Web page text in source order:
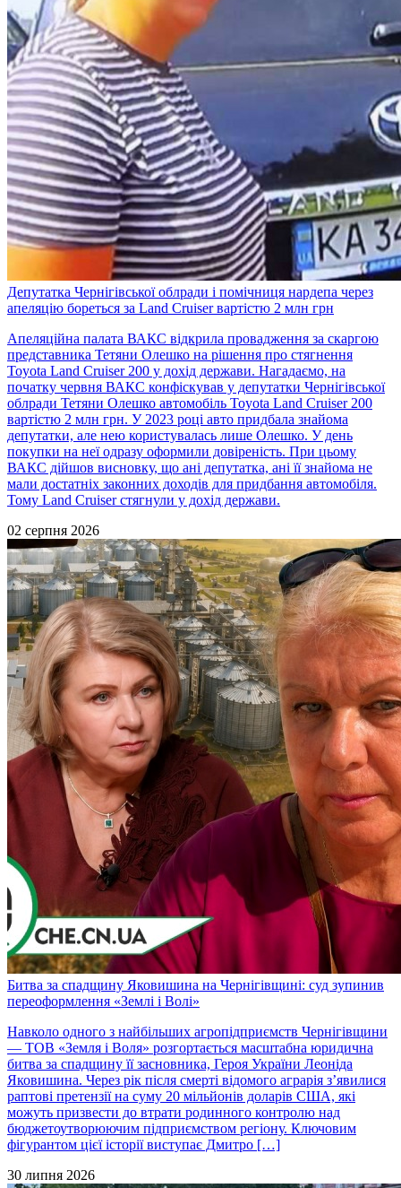
Депутатка Чернігівської облради і помічниця нардепа через
апеляцію бореться за Land Cruiser вартістю 2 млн грн
Апеляційна палата ВАКС відкрила провадження за скаргою
представника Тетяни Олешко на рішення про стягнення
Toyota Land Cruiser 200 у дохід держави. Нагадаємо, на
початку червня ВАКС конфіскував у депутатки Чернігівської
облради Тетяни Олешко автомобіль Toyota Land Cruiser 200
вартістю 2 млн грн. У 2023 році авто придбала знайома
депутатки, але нею користувалась лише Олешко. У день
покупки на неї одразу оформили довіреність. При цьому
ВАКС дійшов висновку, що ані депутатка, ані її знайома не
мали достатніх законних доходів для придбання автомобіля.
Тому Land Cruiser стягнули у дохід держави.
02 серпня 2026
Битва за спадщину Яковишина на Чернігівщині: суд зупинив
переоформлення «Землі і Волі»
Навколо одного з найбільших агропідприємств Чернігівщини
— ТОВ «Земля і Воля» розгортається масштабна юридична
битва за спадщину її засновника, Героя України Леоніда
Яковишина. Через рік після смерті відомого аграрія з’явилися
раптові претензії на суму 20 мільйонів доларів США, які
можуть призвести до втрати родинного контролю над
бюджетоутворюючим підприємством регіону. Ключовим
фігурантом цієї історії виступає Дмитро […]
30 липня 2026